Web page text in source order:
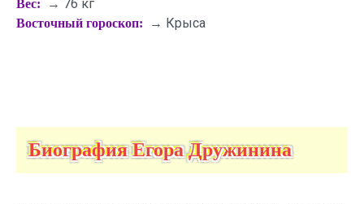
Вес: → 76 кг
Восточный гороскоп: → Крыса
Биография Егора Дружинина